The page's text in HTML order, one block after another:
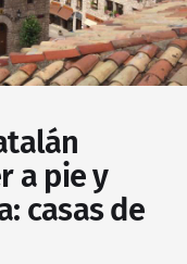
a pie y
casas de